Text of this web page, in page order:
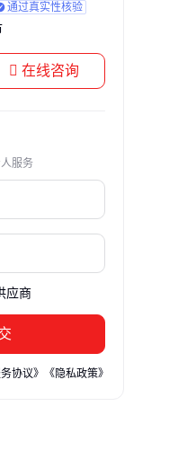
的直径参数，解析
要点，并分享使用
通过真实性核验
在线咨询
服务
应商
协议》 《隐私政策》